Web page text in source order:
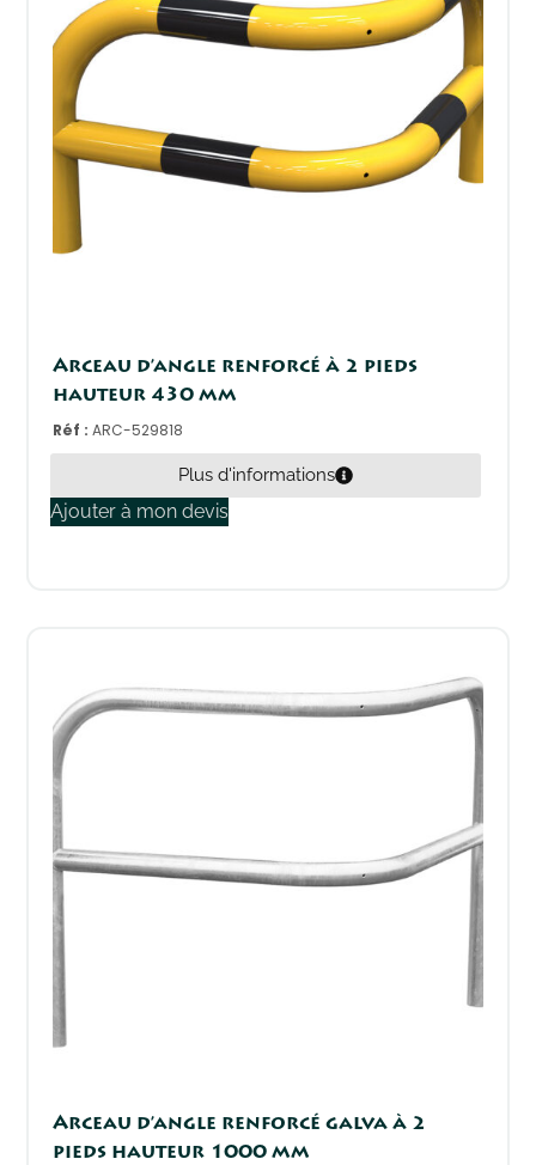
Arceau d’angle renforcé à 2 pieds
hauteur 430 mm
Réf :ARC-529818
Plus d'informations
Ajouter à mon devis
Arceau d’angle renforcé galva à 2
pieds hauteur 1000 mm